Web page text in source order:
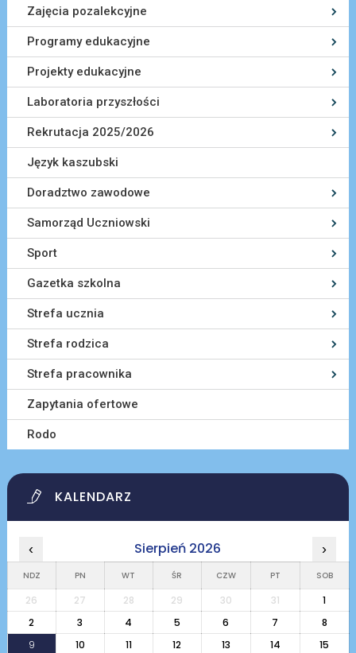
Zajęcia pozalekcyjne
Programy edukacyjne
Projekty edukacyjne
Laboratoria przyszłości
Rekrutacja 2025/2026
Język kaszubski
Doradztwo zawodowe
Samorząd Uczniowski
Sport
Gazetka szkolna
Strefa ucznia
Strefa rodzica
Strefa pracownika
Zapytania ofertowe
Rodo
KALENDARZ
‹ Sierpień 2026 ›
NDZ PN WT ŚR CZW PT SOB
26 27 28 29 30 31
1
2
3 4 5 6 7
8
9
10 11 12 13 14
15